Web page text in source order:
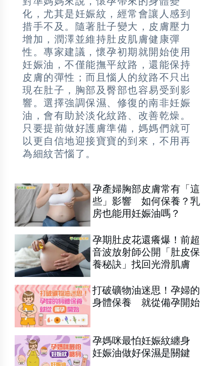
化，尤其是妊娠紋，經常會讓人感到
措手不及。隨著肚子變大，皮膚壓力
增加，潤澤並維持肚皮肌膚健康彈
性。專家建議，懷孕初期就開始使用
妊娠油，不僅能撫平紋路，還能保持
皮膚的彈性；而且惱人的紋路不只出
現在肚子，胸部及臀部也容易受到影
響。選擇強調保濕、修復的南非妊娠
油，會有助於淡化紋路、改善乾燥。
只要提前做好護膚準備，媽媽們就可
以更自信地迎接寶寶的到來，不用再
為細紋苦惱了。
孕產婦胸部皮膚常有「這
些」影響 如何保養？乳
房也能用妊娠油嗎？
孕期肚皮花還癢爆！前超
音波放射師公開「肚皮保
養秘訣」找回光滑肌膚
打破礦物油迷思！孕婦的
身體保養 就從備孕開始
孕媽咪最怕妊娠紋纏身
妊娠油做好保濕是關鍵